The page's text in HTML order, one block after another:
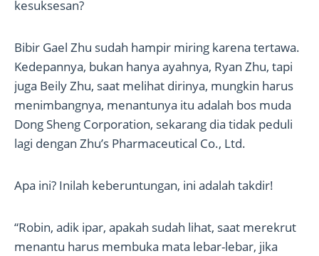
kesuksesan?
Bibir Gael Zhu sudah hampir miring karena tertawa.
Kedepannya, bukan hanya ayahnya, Ryan Zhu, tapi
juga Beily Zhu, saat melihat dirinya, mungkin harus
menimbangnya, menantunya itu adalah bos muda
Dong Sheng Corporation, sekarang dia tidak peduli
lagi dengan Zhu’s Pharmaceutical Co., Ltd.
Apa ini? Inilah keberuntungan, ini adalah takdir!
“Robin, adik ipar, apakah sudah lihat, saat merekrut
menantu harus membuka mata lebar-lebar, jika